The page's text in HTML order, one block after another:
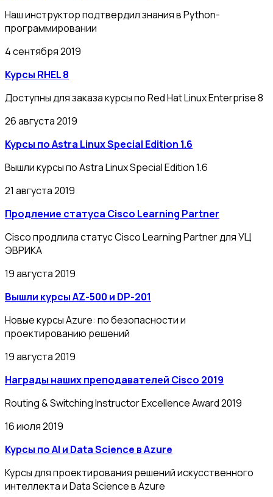
Наш инструктор подтвердил знания в Python-
программировании
4 сентября 2019
Курсы RHEL 8
Доступны для заказа курсы по Red Hat Linux Enterprise 8
26 августа 2019
Курсы по Astra Linux Special Edition 1.6
Вышли курсы по Astra Linux Special Edition 1.6
21 августа 2019
Продление статуса Cisco Learning Partner
Cisco продлила статус Cisco Learning Partner для УЦ
ЭВРИКА
19 августа 2019
Вышли курсы AZ-500 и DP-201
Новые курсы Azure: по безопасности и
проектированию решений
19 августа 2019
Награды наших преподавателей Cisco 2019
Routing & Switching Instructor Excellence Award 2019
16 июля 2019
Курсы по AI и Data Science в Azure
Курсы для проектирования решений искусственного
интеллекта и Data Science в Azure